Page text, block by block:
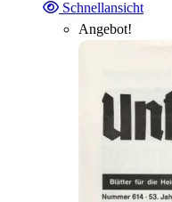
Schnellansicht
Angebot!